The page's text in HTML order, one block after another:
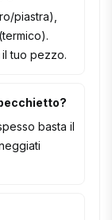
piastra),
tuo pezzo.
basta il